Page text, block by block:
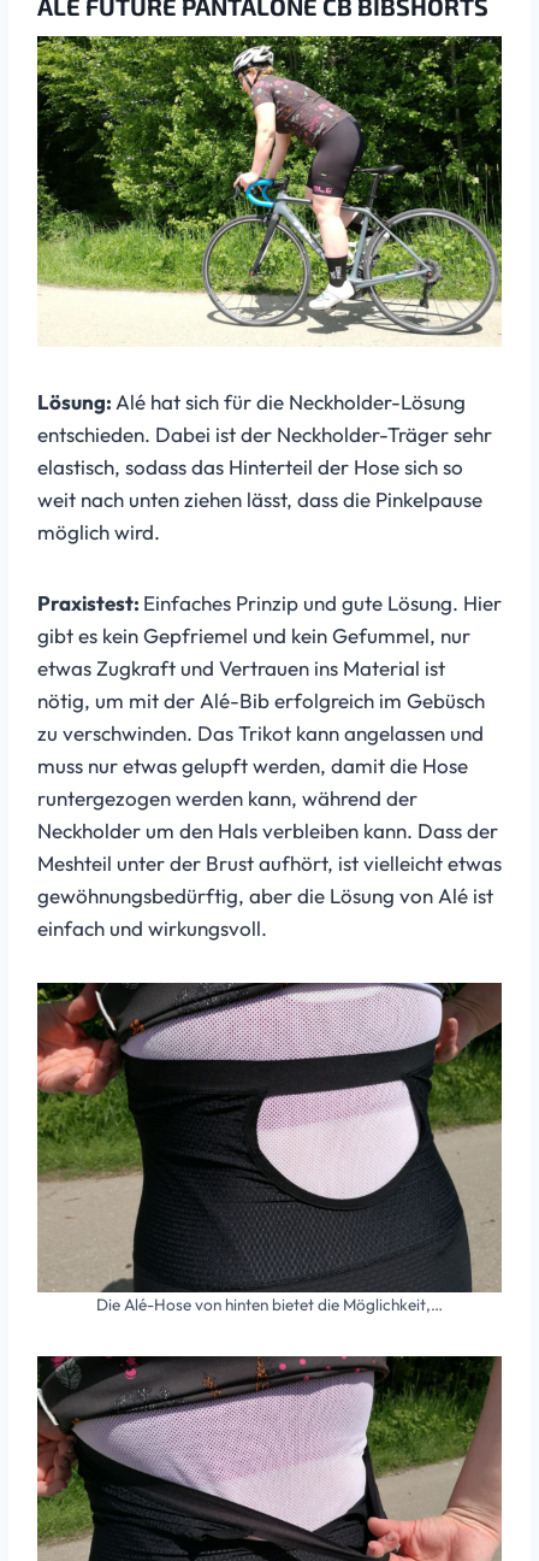
ALÉ FUTURE PANTALONE CB BIBSHORTS
Lösung: Alé hat sich für die Neckholder-Lösung
entschieden. Dabei ist der Neckholder-Träger sehr
elastisch, sodass das Hinterteil der Hose sich so
weit nach unten ziehen lässt, dass die Pinkelpause
möglich wird.
Praxistest: Einfaches Prinzip und gute Lösung. Hier
gibt es kein Gepfriemel und kein Gefummel, nur
etwas Zugkraft und Vertrauen ins Material ist
nötig, um mit der Alé-Bib erfolgreich im Gebüsch
zu verschwinden. Das Trikot kann angelassen und
muss nur etwas gelupft werden, damit die Hose
runtergezogen werden kann, während der
Neckholder um den Hals verbleiben kann. Dass der
Meshteil unter der Brust aufhört, ist vielleicht etwas
gewöhnungsbedürftig, aber die Lösung von Alé ist
einfach und wirkungsvoll.
Die Alé-Hose von hinten bietet die Möglichkeit,…